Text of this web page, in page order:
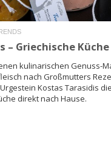
– Griechische Küche
kulinarischen Genuss-
nach Großmutters
Kostas Tarasidis
direkt nach Hause.